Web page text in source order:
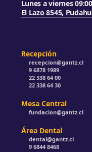
Lunes a viernes
El Lazo 8545,
Recepción
recepcion@gantz.cl
9 6878 1989
22 338 64 00
22 338 64 30
Mesa Central
fundacion@gantz.cl
Área Dental
dental@gantz.cl
9 6844 8468